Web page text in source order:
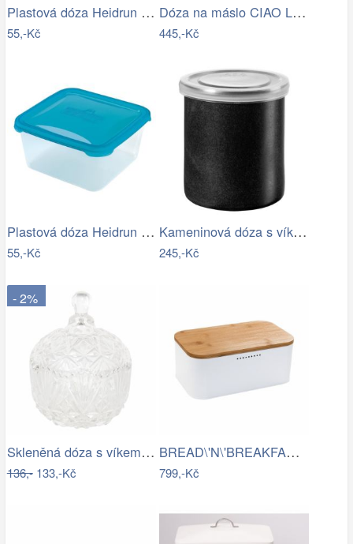
Plastová dóza Heidrun Polar Frost 2,1l
55,-Kč
Dóza na máslo CIAO Leonardo
445,-Kč
Plastová dóza Heidrun Polar Frost 2,4l
55,-Kč
Kameninová dóza s víkem výška 10 cm…
245,-Kč
- 2%
Skleněná dóza s víkem na cukr – Ø 10*13…
136,-133,-Kč
BREAD\'N\'BREAKFAST Chlebník s víkem -…
799,-Kč